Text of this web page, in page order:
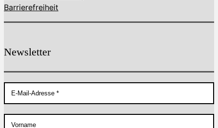
Barrierefreiheit
Newsletter